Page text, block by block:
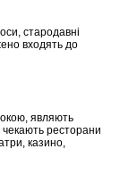
стародавні
входять до
являють
чекають ресторани
казино,